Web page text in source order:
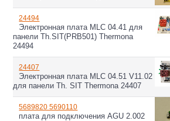
24494
Электронная плата MLC 04.41 для
панели Th.SIT(PRB501) Thermona
24494
24407
Электронная плата MLC 04.51 V11.02
для панели Th. SIT Thermona 24407
5689820 5690110
плата для подключения AGU 2.002